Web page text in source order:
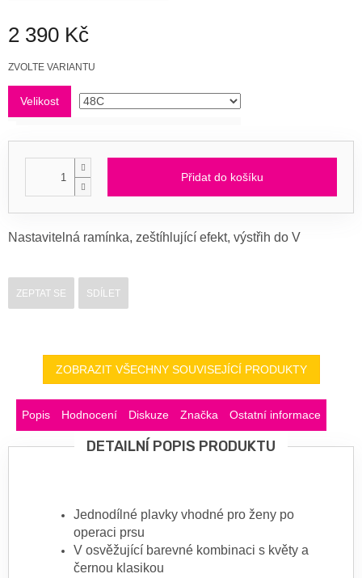
2 390 Kč
Měrná
ZVOLTE VARIANTU
Velikost
Přidat do košíku
Nastavitelná ramínka, zeštíhlující efekt, výstřih do V
ZEPTAT SE SDÍLET
ZOBRAZIT VŠECHNY SOUVISEJÍCÍ PRODUKTY
Popis Hodnocení Diskuze Značka Ostatní informace
DETAILNÍ POPIS PRODUKTU
Jednodílné plavky vhodné pro ženy po
operaci prsu
V osvěžující barevné kombinaci s květy a
černou klasikou